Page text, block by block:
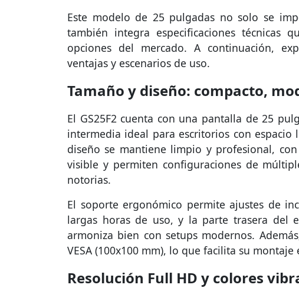
Este modelo de 25 pulgadas no solo se
también integra especificaciones técnicas
opciones del mercado. A continuación,
ventajas y escenarios de uso.
Tamaño y diseño: compacto,
El GS25F2 cuenta con una pantalla de 25
intermedia ideal para escritorios con
diseño se mantiene limpio y profesional,
visible y permiten configuraciones de
notorias.
El soporte ergonómico permite ajustes de
largas horas de uso, y la parte trasera del
armoniza bien con setups modernos.
VESA (100x100 mm), lo que facilita su
Resolución Full HD y colores